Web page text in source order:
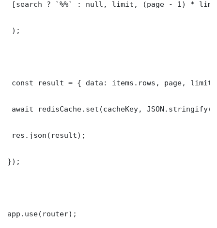
[search ? `%%` : null, limit, (page - 1) *
);
const result = { data: items.rows, page,
await redisCache.set(cacheKey,
res.json(result);
});
app.use(router);